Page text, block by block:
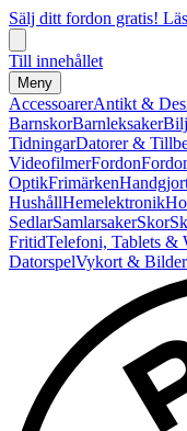
Sälj ditt fordon gratis!
Till innehållet
Meny
AccessoarerAntikt &
BarnskorBarnleksaker
TidningarDatorer &
VideofilmerFordon
OptikFrimärken
HushållHemelektronik
SedlarSamlarsakerSkor
FritidTelefoni, Tablets &
DatorspelVykort & Bilder